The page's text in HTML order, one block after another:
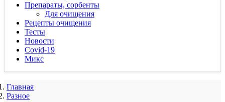
Препараты, сорбенты
Для очищения
Рецепты очищения
Тесты
Новости
Covid-19
Микс
Главная
Разное